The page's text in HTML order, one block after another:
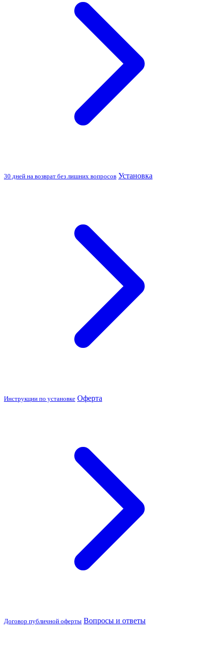
30 дней на возврат без лишних вопросов Установка
Инструкции по установке Оферта
Договор публичной оферты Вопросы и ответы